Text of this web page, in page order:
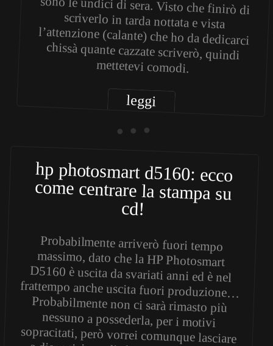
mettetevi comodi.
leggi
• • •
hp photosmart d5160: ecco
come centrare la stampa su
cd!
Probabilmente arriverò fuori tempo
massimo, dato che la HP Photosmart
D5160 è uscita da svariati anni ed è nel
frattempo anche uscita fuori produzione…
Probabilmente non ci sarà rimasto più
nessuno a possederla, per i motivi
sopracitati, però vorrei comunque lasciare
a disposizione di chiunque un piccolo
aiuto su come risolvere il problema della